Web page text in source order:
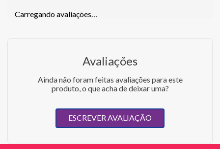
Carregando avaliações…
Avaliações
Ainda não foram feitas avaliações para este
produto, o que acha de deixar uma?
ESCREVER AVALIAÇÃO